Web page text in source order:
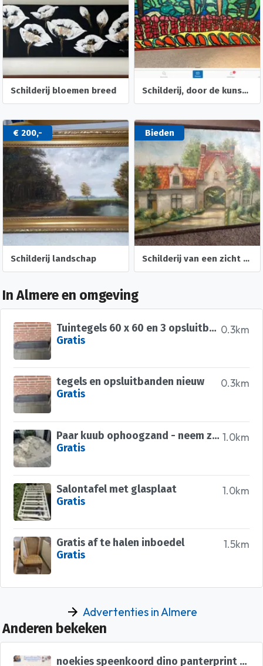
Schilderij bloemen breed Schilderij, door de kunstenaars klaprozen genoemd!
€ 200,-
Schilderij landschap
Bieden
Schilderij van een zicht uit Brugge W-Vlaanderen
In Almere en omgeving
0.3km
Tuintegels 60 x 60 en 3 opsluitbanden
Gratis
0.3km
tegels en opsluitbanden nieuw
Gratis
1.0km
Paar kuub ophoogzand - neem zoveel als nodig
Gratis
1.0km
Salontafel met glasplaat
Gratis
1.5km
Gratis af te halen inboedel
Gratis
Advertenties in Almere
Anderen bekeken
noekies speenkoord dino panterprint roze wit nr 30